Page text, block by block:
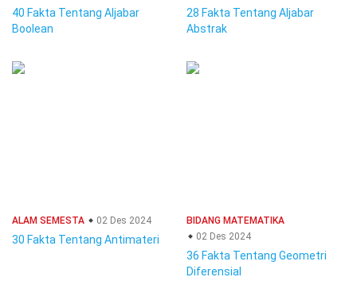
40 Fakta Tentang Aljabar
Boolean
28 Fakta Tentang Aljabar
Abstrak
ALAM SEMESTA 02 Des 2024
30 Fakta Tentang Antimateri
BIDANG MATEMATIKA
02 Des 2024
36 Fakta Tentang Geometri
Diferensial